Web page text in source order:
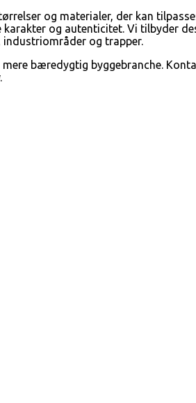
og materialer, der kan
og autenticitet. Vi tilbyder
og trapper.
bæredygtig byggebranche.